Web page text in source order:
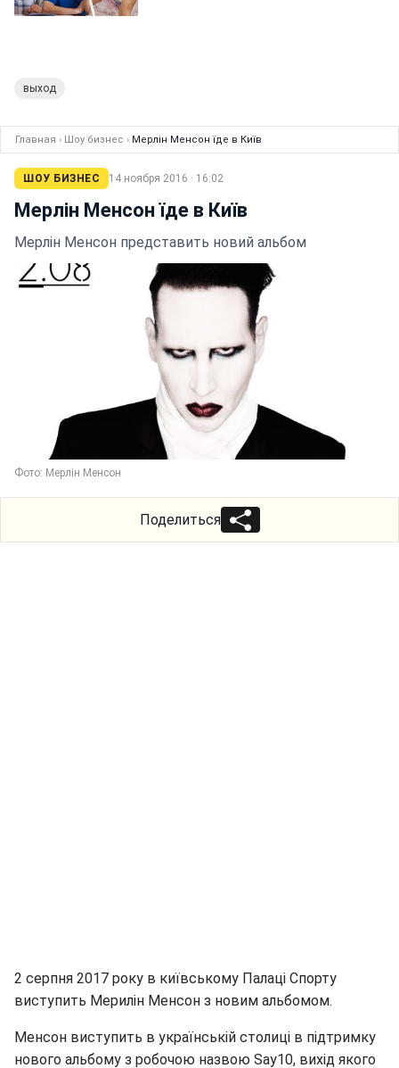
выход
Главная › Шоу бизнес › Мерлін Менсон їде в Київ
ШОУ БИЗНЕС 14 ноября 2016 · 16:02
Мерлін Менсон їде в Київ
Мерлін Менсон представить новий альбом
Фото: Мерлін Менсон
Поделиться
2 серпня 2017 року в київському Палаці Спорту
виступить Мерилін Менсон з новим альбомом.
Менсон виступить в українській столиці в підтримку
нового альбому з робочою назвою Say10, вихід якого